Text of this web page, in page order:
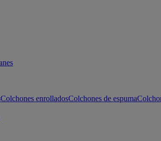
Colchones enrolladosColchones de espuma